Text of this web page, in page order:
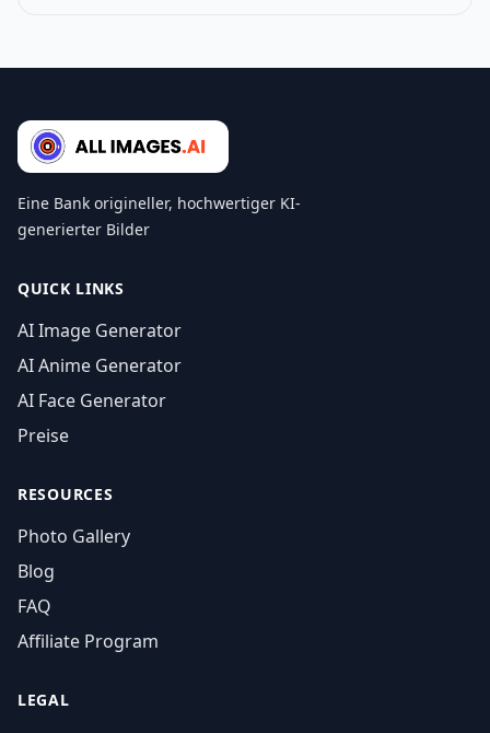
Eine Bank origineller, hochwertiger KI-
generierter Bilder
QUICK LINKS
AI Image Generator
AI Anime Generator
AI Face Generator
Preise
RESOURCES
Photo Gallery
Blog
FAQ
Affiliate Program
LEGAL